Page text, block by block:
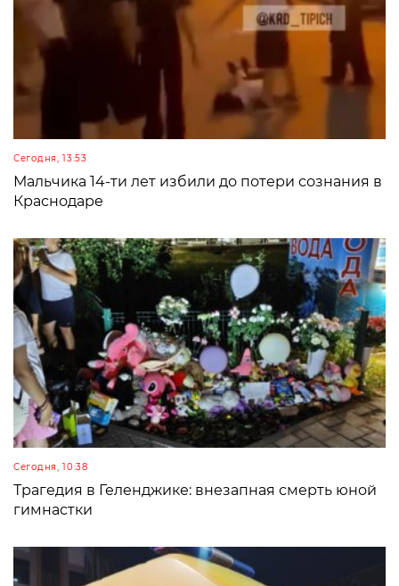
Сегодня, 13:53
Мальчика 14-ти лет избили до потери сознания в
Краснодаре
Сегодня, 10:38
Трагедия в Геленджике: внезапная смерть юной
гимнастки